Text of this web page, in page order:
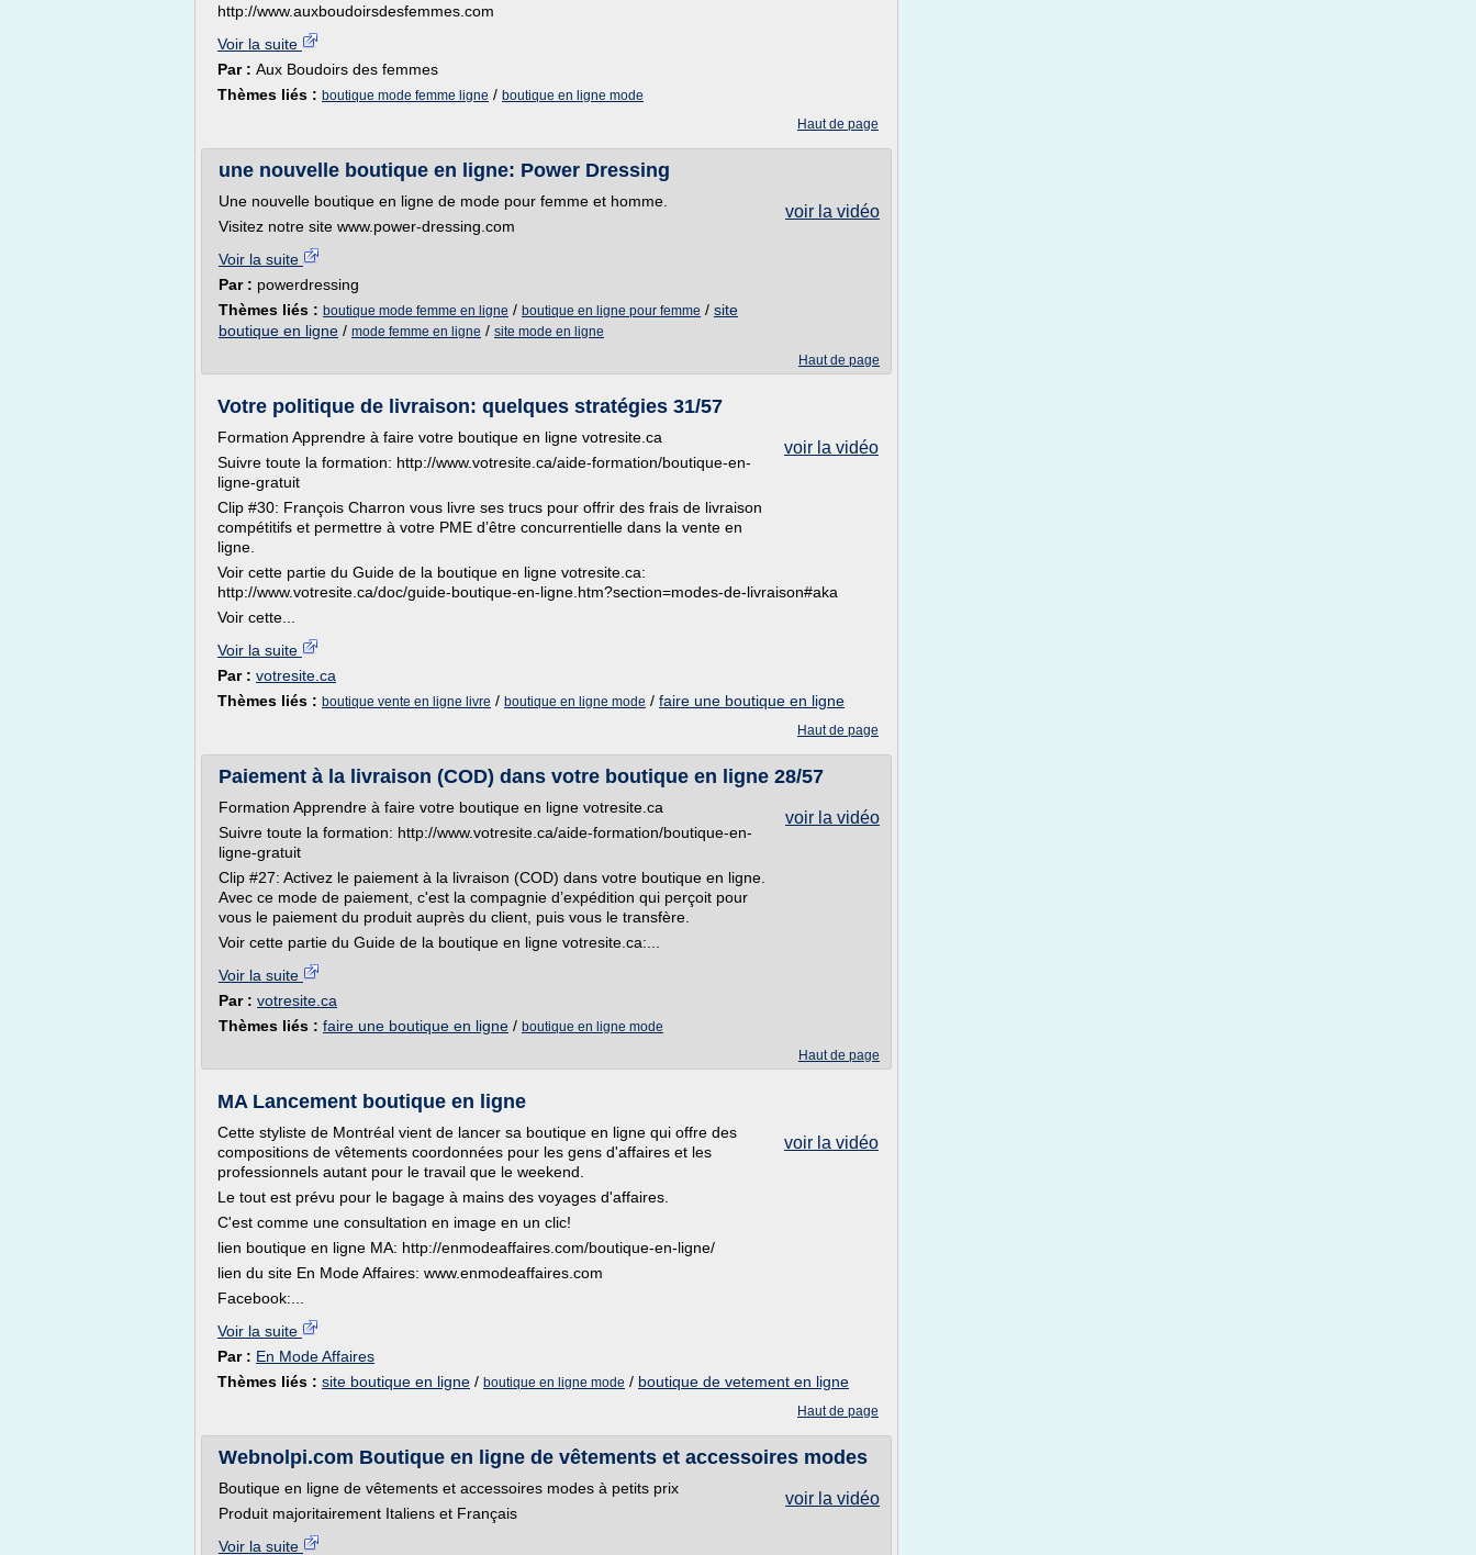
http://www.auxboudoirsdesfemmes.com
Voir la suite
Par : Aux Boudoirs des femmes
Thèmes liés : boutique mode femme ligne / boutique en ligne mode
Haut de page
une nouvelle boutique en ligne: Power Dressing
voir la vidéo
Une nouvelle boutique en ligne de mode pour femme et homme.
Visitez notre site www.power-dressing.com
Voir la suite
Par : powerdressing
Thèmes liés : boutique mode femme en ligne / boutique en ligne pour femme / site
boutique en ligne / mode femme en ligne / site mode en ligne
Haut de page
Votre politique de livraison: quelques stratégies 31/57
voir la vidéo
Formation Apprendre à faire votre boutique en ligne votresite.ca
Suivre toute la formation: http://www.votresite.ca/aide-formation/boutique-en-
ligne-gratuit
Clip #30: François Charron vous livre ses trucs pour offrir des frais de livraison
compétitifs et permettre à votre PME d’être concurrentielle dans la vente en
ligne.
Voir cette partie du Guide de la boutique en ligne votresite.ca:
http://www.votresite.ca/doc/guide-boutique-en-ligne.htm?section=modes-de-livraison#aka
Voir cette...
Voir la suite
Par : votresite.ca
Thèmes liés : boutique vente en ligne livre / boutique en ligne mode / faire une boutique en ligne
Haut de page
Paiement à la livraison (COD) dans votre boutique en ligne 28/57
voir la vidéo
Formation Apprendre à faire votre boutique en ligne votresite.ca
Suivre toute la formation: http://www.votresite.ca/aide-formation/boutique-en-
ligne-gratuit
Clip #27: Activez le paiement à la livraison (COD) dans votre boutique en ligne.
Avec ce mode de paiement, c'est la compagnie d’expédition qui perçoit pour
vous le paiement du produit auprès du client, puis vous le transfère.
Voir cette partie du Guide de la boutique en ligne votresite.ca:...
Voir la suite
Par : votresite.ca
Thèmes liés : faire une boutique en ligne / boutique en ligne mode
Haut de page
MA Lancement boutique en ligne
voir la vidéo
Cette styliste de Montréal vient de lancer sa boutique en ligne qui offre des
compositions de vêtements coordonnées pour les gens d'affaires et les
professionnels autant pour le travail que le weekend.
Le tout est prévu pour le bagage à mains des voyages d'affaires.
C'est comme une consultation en image en un clic!
lien boutique en ligne MA: http://enmodeaffaires.com/boutique-en-ligne/
lien du site En Mode Affaires: www.enmodeaffaires.com
Facebook:...
Voir la suite
Par : En Mode Affaires
Thèmes liés : site boutique en ligne / boutique en ligne mode / boutique de vetement en ligne
Haut de page
Webnolpi.com Boutique en ligne de vêtements et accessoires modes
voir la vidéo
Boutique en ligne de vêtements et accessoires modes à petits prix
Produit majoritairement Italiens et Français
Voir la suite